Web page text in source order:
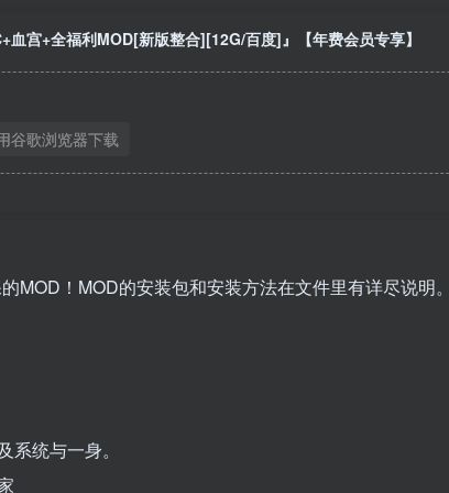
宫+全福利MOD[新版整合][12G/百度]』【年费会员专享】
谷歌浏览器下载
MOD！MOD的安装包和安装方法在文件里有详尽说明
统与一身。